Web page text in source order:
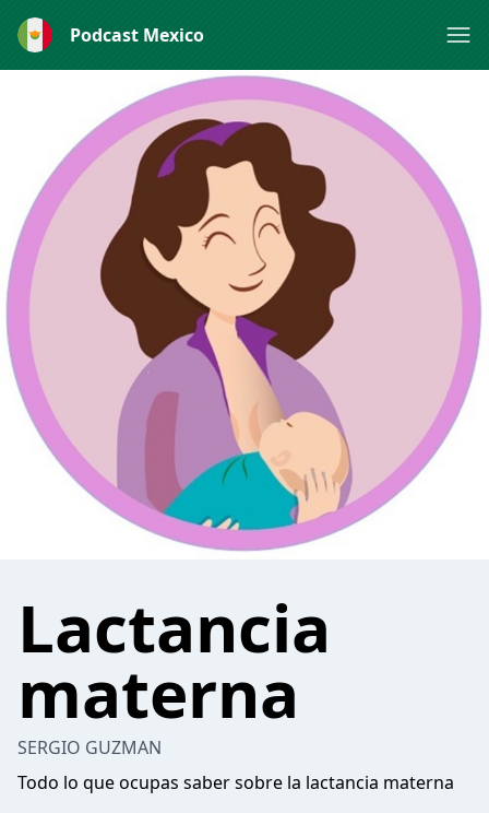
Podcast Mexico
Lactancia
materna
SERGIO GUZMAN
Todo lo que ocupas saber sobre la lactancia materna